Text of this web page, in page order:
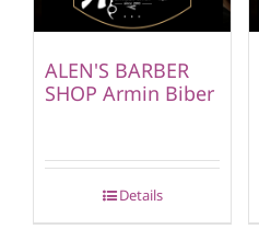
ALEN'S BARBER
SHOP Armin Biber
Details